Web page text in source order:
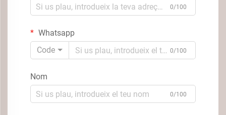
0/100
Whatsapp
Code
0/100
Nom
0/100